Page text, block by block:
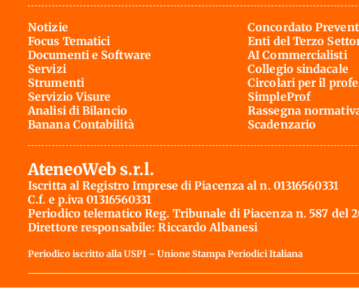
Notizie
Focus Tematici
Documenti e Software
Servizi
Strumenti
Servizio Visure
Analisi di Bilancio
Banana Contabilità
Concordato
Enti del Terzo
AI Commercialisti
Collegio sindacale
Circolari per il
SimpleProf
Rassegna
Scadenzario
AteneoWeb s.r.l.
Iscritta al Registro Imprese di Piacenza al n. 01316560331
C.f. e p.iva 01316560331
Periodico telematico Reg. Tribunale di Piacenza n. 587 del
Direttore responsabile: Riccardo Albanesi
Periodico iscritto alla USPI – Unione Stampa Periodici Italiana